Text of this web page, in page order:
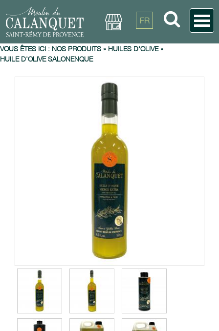
FR
VOUS ÊTES ICI : NOS PRODUITS » HUILES D'OLIVE»
HUILE D'OLIVE SALONENQUE